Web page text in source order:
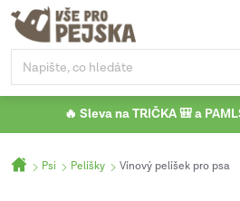
Přejít
obsah
🔥 Sleva na TRIČKA 🎒 a
Domů
Psi Pelíšky Vínový pelíšek pro psa